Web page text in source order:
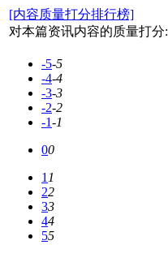
[内容质量打分排行榜]
对本篇资讯内容的质量打分:
-5-5
-4-4
-3-3
-2-2
-1-1
00
11
22
33
44
55